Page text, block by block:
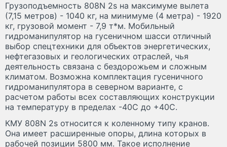
Грузоподъемность 808N 2s на максимуме вылета
(7,15 метров) - 1040 кг, на минимуме (4 метра) - 1920
кг, грузовой момент - 7,9 т*м. Мобильный
гидроманипулятор на гусеничном шасси отличный
выбор спецтехники для объектов энергетических,
нефтегазовых и геологических отраслей, чья
деятельность связана с бездорожьем и сложным
климатом. Возможна комплектация гусеничного
гидроманипулятора в северном варианте, с
расчетом работы всех составляющих конструкции
на температуру в пределах -40С до +40С.
КМУ 808N 2s относится к коленному типу кранов.
Она имеет расширенные опоры, длина которых в
рабочей позиции 5800 мм. Такое исполнение